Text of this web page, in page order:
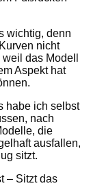
wichtig, denn
nicht
das Modell
Aspekt hat
habe ich selbst
nach
die
ausfallen,
sitzt.
– Sitzt das